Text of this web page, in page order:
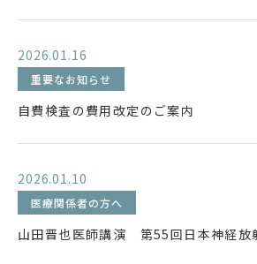
2026.01.16
重要なお知らせ
自費検査の費用改定のご案内
2026.01.10
医療関係者の方へ
山田晋也医師講演 第55回日本神経放